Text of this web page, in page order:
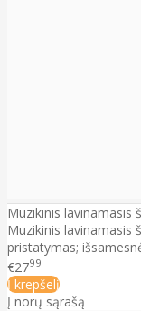
Muzikinis lavinamasis
Muzikinis lavinamasis
pristatymas;
€2799
Į krepšelį
Į norų sąrašą